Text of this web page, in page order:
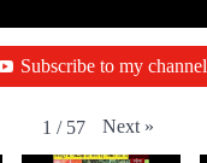
Subscribe to my channel
1 / 57 Next »